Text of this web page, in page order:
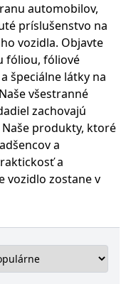
automobilov,
príslušenstvo na
vozidla. Objavte
fóliou, fóliové
špeciálne látky na
všestranné
zachovajú
produkty, ktoré
a
a
vozidlo zostane v